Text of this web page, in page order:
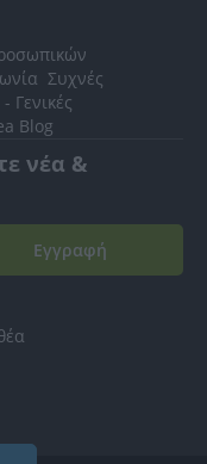
Συχνές
Γενικές
Blog
νέα &
Εγγραφή